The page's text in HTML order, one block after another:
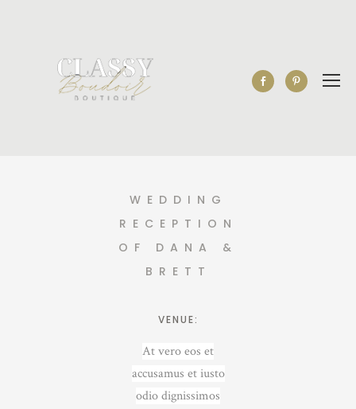
WEDDING
RECEPTION
OF DANA &
BRETT
VENUE:
At vero eos et
accusamus et iusto
odio dignissimos